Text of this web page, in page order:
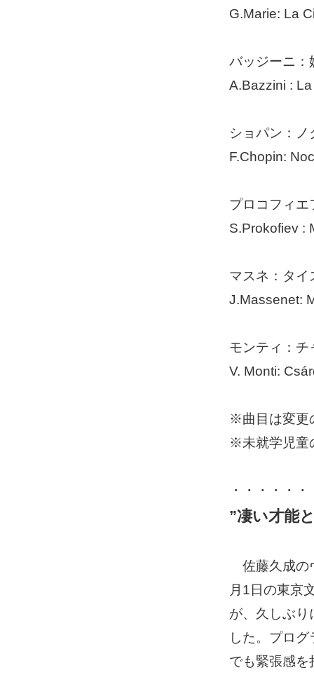
G.Marie: La
バッジーニ：
A.Bazzini :
ショパン：
F.Chopin:
プロコフィエ
S.Prokofiev :
マスネ：タイ
J.Massenet:
モンティ：チ
V. Monti:
※曲目は変更
※未就学児童
・・・・・
”凄い才能
佐藤久成の
月1日の東京
が、久しぶり
した。プロ
でも緊張感を